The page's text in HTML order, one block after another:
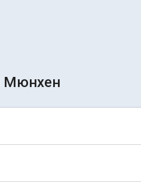
Мюнхен